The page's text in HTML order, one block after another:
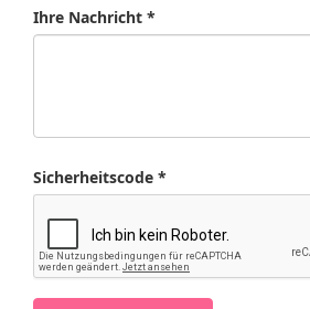
Ihre Nachricht *
Sicherheitscode *